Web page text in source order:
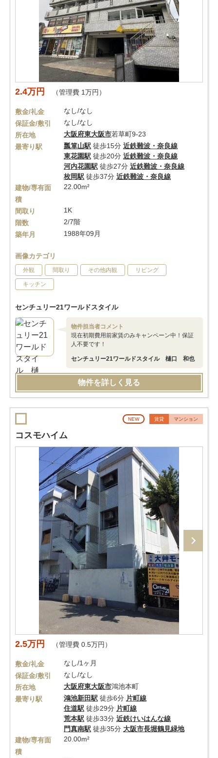
2.4万円 （管理費 1万円）
敷金/礼金
なし/なし
保証金/敷引
なし/なし
所在地
大阪府東大阪市若草町9-23
最寄り駅
瓢箪山駅 徒歩15分 近鉄難波・奈良線
東花園駅 徒歩20分 近鉄難波・奈良線
河内花園駅 徒歩27分 近鉄難波・奈良線
枚岡駅 徒歩37分 近鉄難波・奈良線
建物/専有面
積
22.00m²
間取り
1K
階数
2/7階
築年月
1988年09月
画像カテゴリ
外観 間取り その他内観 リビング
キッチン
センチュリー21ワールドスタイル
物件担当者コメント
現在初期費用前家賃のみキャンペーン中！保証
人不要です！
センチュリー21ワールドスタイル 樋口 和也
物件を詳しく見る
NEW 賃貸 マンション
コスモハイム
2.5万円 （管理費 0.5万円）
敷金/礼金
なし/1ヶ月
保証金/敷引
なし/なし
所在地
大阪府東大阪市鴻池本町
最寄り駅
鴻池新田駅 徒歩6分 片町線
住道駅 徒歩29分 片町線
荒本駅 徒歩33分 近鉄けいはんな線
門真南駅 徒歩35分 大阪市長堀鶴見緑地
建物/専有面
積
20.00m²